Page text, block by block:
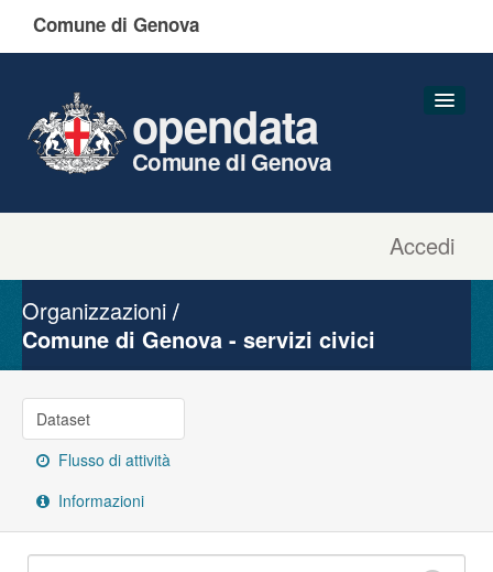
Comune di Genova
Accedi
opendata
Comune di Genova
Gruppi
Organizzazioni
Comune di Genova - servizi civici
Dataset
Flusso di attività
Informazioni